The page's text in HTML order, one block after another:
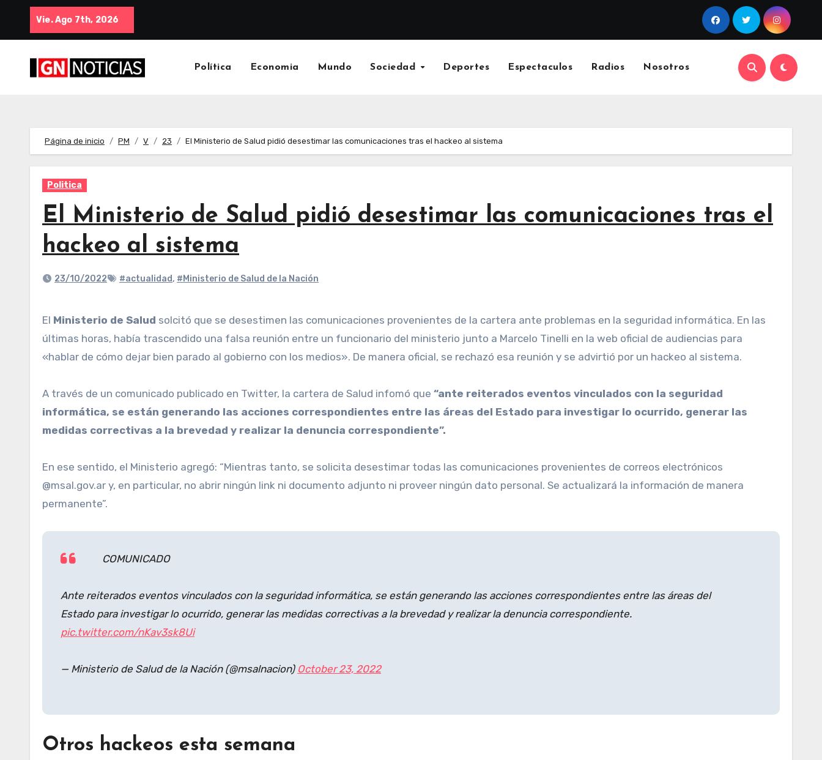
Vie. Ago 7th, 2026
Política Economia Mundo Sociedad Deportes Espectaculos Radios Nosotros
Página de inicio PM V 23 El Ministerio de Salud pidió desestimar las comunicaciones tras el hackeo al sistema
Politica
El Ministerio de Salud pidió desestimar las comunicaciones tras el
hackeo al sistema
23/10/2022 #actualidad, #Ministerio de Salud de la Nación
El Ministerio de Salud solcitó que se desestimen las comunicaciones provenientes de la cartera ante problemas en la seguridad informática. En las
últimas horas, había trascendido una falsa reunión entre un funcionario del ministerio junto a Marcelo Tinelli en la web oficial de audiencias para
«hablar de cómo dejar bien parado al gobierno con los medios». De manera oficial, se rechazó esa reunión y se advirtió por un hackeo al sistema.
A través de un comunicado publicado en Twitter, la cartera de Salud infomó que “ante reiterados eventos vinculados con la seguridad
informática, se están generando las acciones correspondientes entre las áreas del Estado para investigar lo ocurrido, generar las
medidas correctivas a la brevedad y realizar la denuncia correspondiente”.
En ese sentido, el Ministerio agregó: “Mientras tanto, se solicita desestimar todas las comunicaciones provenientes de correos electrónicos
@msal.gov.ar y, en particular, no abrir ningún link ni documento adjunto ni proveer ningún dato personal. Se actualizará la información de manera
permanente”.
COMUNICADO
Ante reiterados eventos vinculados con la seguridad informática, se están generando las acciones correspondientes entre las áreas del
Estado para investigar lo ocurrido, generar las medidas correctivas a la brevedad y realizar la denuncia correspondiente.
pic.twitter.com/nKav3sk8Ui
— Ministerio de Salud de la Nación (@msalnacion) October 23, 2022
Otros hackeos esta semana